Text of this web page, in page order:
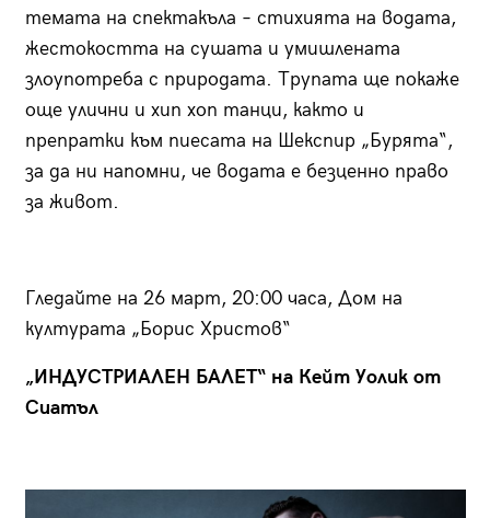
темата на спектакъла – стихията на водата,
жестокостта на сушата и умишлената
злоупотреба с природата. Трупата ще покаже
още улични и хип хоп танци, както и
препратки към пиесата на Шекспир „Бурята“,
за да ни напомни, че водата е безценно право
за живот.
Гледайте на 26 март, 20:00 часа, Дом на
културата „Борис Христов“
„ИНДУСТРИАЛЕН БАЛЕТ“ на Кейт Уолик от
Сиатъл